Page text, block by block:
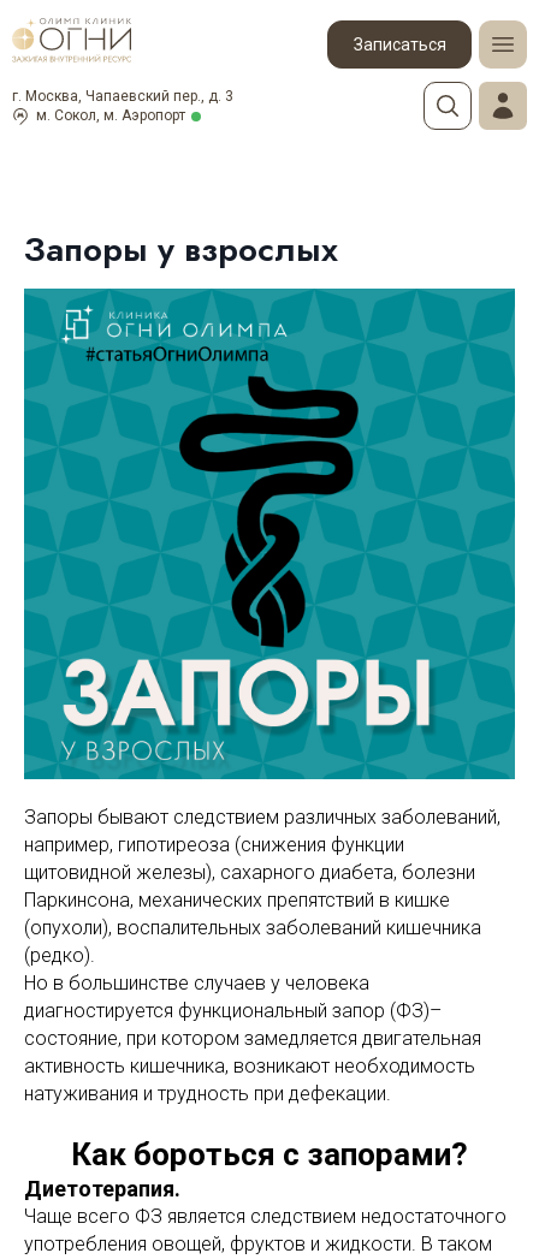
Записаться
м. Сокол, м. Аэропорт
г. Москва, Чапаевский пер., д. 3
Запоры у взрослых
Запоры бывают следствием различных заболеваний,
например, гипотиреоза (снижения функции
щитовидной железы), сахарного диабета, болезни
Паркинсона, механических препятствий в кишке
(опухоли), воспалительных заболеваний кишечника
(редко).
Но в большинстве случаев у человека
диагностируется функциональный запор (ФЗ)–
состояние, при котором замедляется двигательная
активность кишечника, возникают необходимость
натуживания и трудность при дефекации.
Как бороться с запорами?
Диетотерапия.
Чаще всего ФЗ является следствием недостаточного
употребления овощей, фруктов и жидкости. В таком